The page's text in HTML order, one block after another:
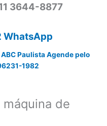
3644-8877
WhatsApp
Paulista Agende pelo
1982
de